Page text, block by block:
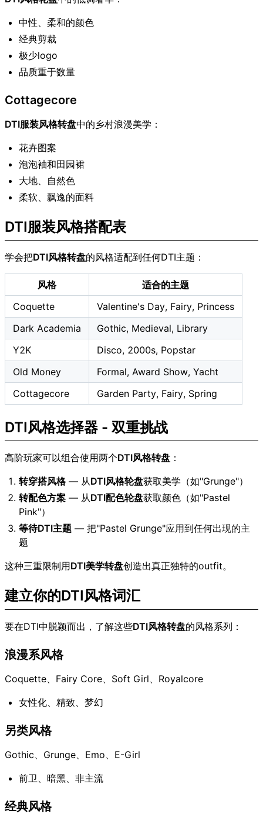
中性、柔和的颜色
经典剪裁
极少logo
品质重于数量
Cottagecore
DTI服装风格转盘中的乡村浪漫美学：
花卉图案
泡泡袖和田园裙
大地、自然色
柔软、飘逸的面料
DTI服装风格搭配表
学会把DTI风格转盘的风格适配到任何DTI主题：
风格
适合的主题
Coquette
Valentine's Day, Fairy, Princess
Dark Academia
Gothic, Medieval, Library
Y2K
Disco, 2000s, Popstar
Old Money
Formal, Award Show, Yacht
Cottagecore
Garden Party, Fairy, Spring
DTI风格选择器 - 双重挑战
高阶玩家可以组合使用两个DTI风格转盘 ：
转穿搭风格— 从DTI风格轮盘获取美学（如"Grunge"）
转配色方案 — 从DTI配色轮盘获取颜色（如"Pastel
Pink"）
等待DTI主题 — 把"Pastel Grunge"应用到任何出现的主
题
这种三重限制用DTI美学转盘创造出真正独特的outfit。
建立你的DTI风格词汇
要在DTI中脱颖而出，了解这些DTI风格转盘的风格系列：
浪漫系风格
Coquette、Fairy Core、Soft Girl、Royalcore
女性化、精致、梦幻
另类风格
Gothic、Grunge、Emo、E-Girl
前卫、暗黑、非主流
经典风格